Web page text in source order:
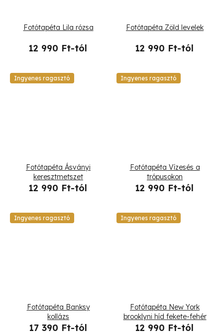
Fotótapéta Lila rózsa
12 990 Ft-tól
Fotótapéta Zöld levelek
12 990 Ft-tól
Ingyenes ragasztó
Fotótapéta Ásványi
keresztmetszet
12 990 Ft-tól
Ingyenes ragasztó
Fotótapéta Vízesés a
trópusokon
12 990 Ft-tól
Ingyenes ragasztó
Fotótapéta Banksy
kollázs
17 390 Ft-tól
Ingyenes ragasztó
Fotótapéta New York
brooklyni híd fekete-fehér
12 990 Ft-tól